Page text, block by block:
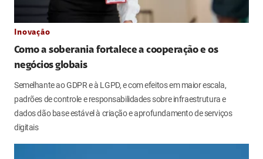
Inovação
Como a soberania fortalece a cooperação e os
negócios globais
Semelhante ao GDPR e à LGPD, e com efeitos em maior escala,
padrões de controle e responsabilidades sobre infraestrutura e
dados dão base estável à criação e aprofundamento de serviços
digitais